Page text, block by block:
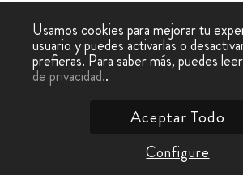
Usamos cookies para mejorar tu
usuario y puedes activarlas o
prefieras. Para saber más, puedes
de privacidad..
Configure
Aceptar Todo